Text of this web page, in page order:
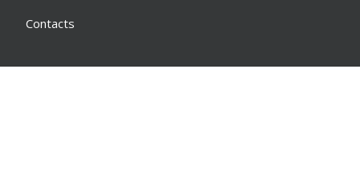
Contacts